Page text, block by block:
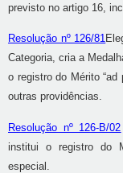
previsto no artigo 16,
Resolução nº 126/81
Categoria, cria a
o registro do Mérito
outras providências.
Resolução nº 126-B/02
institui o registro do
especial.